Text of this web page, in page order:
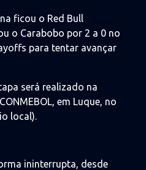
ficou o Red Bull
o Carabobo por 2 a 0 no
para tentar avançar
será realizado na
em Luque, no
local).
ininterrupta, desde